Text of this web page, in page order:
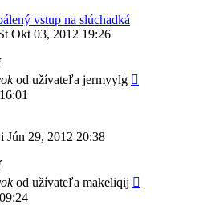
vstup na slúchadká
Okt 03, 2012 19:26
od užívateľa jermyylg
Jún 29, 2012 20:38
od užívateľa makeliqij